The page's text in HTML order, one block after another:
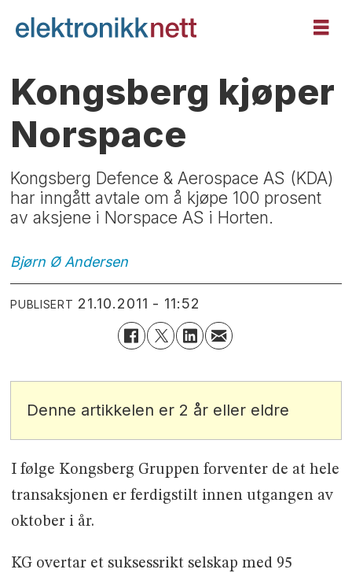
Kongsberg kjøper
Norspace
Kongsberg Defence & Aerospace AS (KDA)
har inngått avtale om å kjøpe 100 prosent
av aksjene i Norspace AS i Horten.
Bjørn Ø Andersen
PUBLISERT 21.10.2011 - 11:52
Denne artikkelen er 2 år eller eldre
I følge Kongsberg Gruppen forventer de at hele
transaksjonen er ferdigstilt innen utgangen av
oktober i år.
KG overtar et suksessrikt selskap med 95